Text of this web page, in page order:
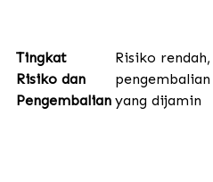
Tingkat
Risiko dan
Pengembalian
Risiko rendah,
pengembalian
yang dijamin